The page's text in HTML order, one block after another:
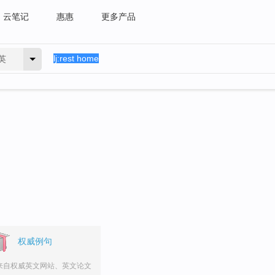
云笔记 惠惠 更多产品
权威例句
自权威英文网站、英文论文